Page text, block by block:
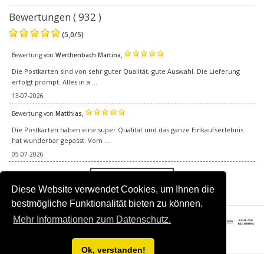
Diese Website verwendet Cookies, um Ihnen die
bestmögliche Funktionalität bieten zu können.
Mehr Informationen zum Datenschutz.
Ok, verstanden!
Bewertungen ( 932 )
(5,0/5)
Bewertung von Werthenbach Martina,
Die Postkarten sind von sehr guter Qualität, gute Auswahl. Die Lieferung
erfolgt prompt. Alles in a ...
13-07-2026
Bewertung von Matthias,
Die Postkarten haben eine super Qualität und das ganze Einkaufserlebnis
hat wunderbar gepasst. Vom ...
05-07-2026
© 2016–2026 Happy Postcards.Alle Rechte vorbehalten.